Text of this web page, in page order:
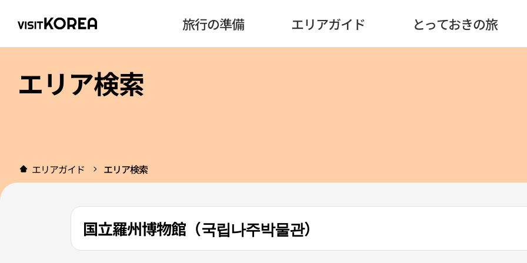
旅行の準備 エリアガイド とっておきの旅
エリア検索
エリアガイド エリア検索
国立羅州博物館（국립나주박물관）